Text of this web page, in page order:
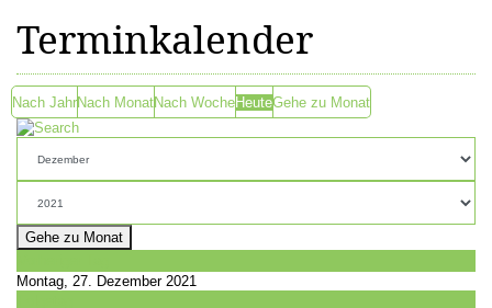
Terminkalender
Nach JahrNach MonatNach WocheHeuteGehe zu Monat
Gehe zu Monat
Montag, 27. Dezember 2021